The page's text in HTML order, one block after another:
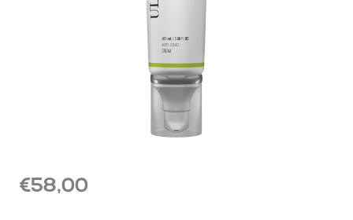
€58,00